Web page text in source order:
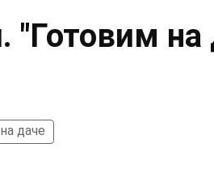
"Готовим на
даче